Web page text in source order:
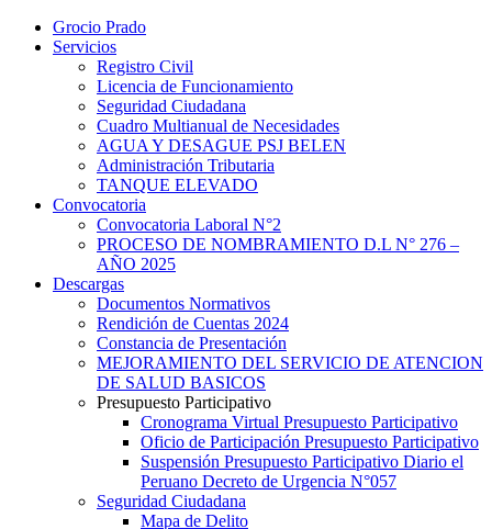
Grocio Prado
Servicios
Registro Civil
Licencia de Funcionamiento
Seguridad Ciudadana
Cuadro Multianual de Necesidades
AGUA Y DESAGUE PSJ BELEN
Administración Tributaria
TANQUE ELEVADO
Convocatoria
Convocatoria Laboral N°2
PROCESO DE NOMBRAMIENTO D.L N° 276 –
AÑO 2025
Descargas
Documentos Normativos
Rendición de Cuentas 2024
Constancia de Presentación
MEJORAMIENTO DEL SERVICIO DE ATENCION
DE SALUD BASICOS
Presupuesto Participativo
Cronograma Virtual Presupuesto Participativo
Oficio de Participación Presupuesto Participativo
Suspensión Presupuesto Participativo Diario el
Peruano Decreto de Urgencia N°057
Seguridad Ciudadana
Mapa de Delito